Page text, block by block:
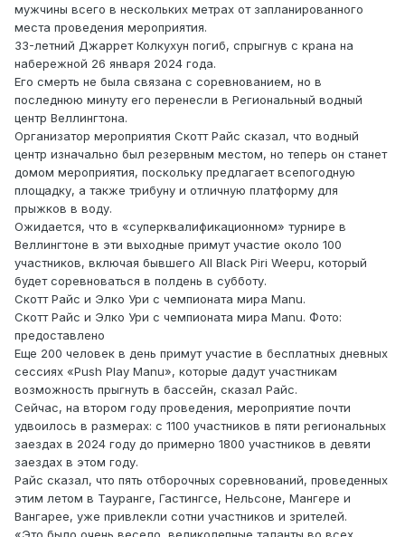
мужчины всего в нескольких метрах от запланированного
места проведения мероприятия.
33-летний Джаррет Колкухун погиб, спрыгнув с крана на
набережной 26 января 2024 года.
Его смерть не была связана с соревнованием, но в
последнюю минуту его перенесли в Региональный водный
центр Веллингтона.
Организатор мероприятия Скотт Райс сказал, что водный
центр изначально был резервным местом, но теперь он станет
домом мероприятия, поскольку предлагает всепогодную
площадку, а также трибуну и отличную платформу для
прыжков в воду.
Ожидается, что в «суперквалификационном» турнире в
Веллингтоне в эти выходные примут участие около 100
участников, включая бывшего All Black Piri Weepu, который
будет соревноваться в полдень в субботу.
Скотт Райс и Элко Ури с чемпионата мира Manu.
Скотт Райс и Элко Ури с чемпионата мира Manu. Фото:
предоставлено
Еще 200 человек в день примут участие в бесплатных дневных
сессиях «Push Play Manu», которые дадут участникам
возможность прыгнуть в бассейн, сказал Райс.
Сейчас, на втором году проведения, мероприятие почти
удвоилось в размерах: с 1100 участников в пяти региональных
заездах в 2024 году до примерно 1800 участников в девяти
заездах в этом году.
Райс сказал, что пять отборочных соревнований, проведенных
этим летом в Тауранге, Гастингсе, Нельсоне, Мангере и
Вангарее, уже привлекли сотни участников и зрителей.